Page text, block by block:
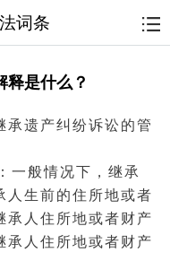
词条
释是什么？
承遗产纠纷诉讼的管
一般情况下，继承
人生前的住所地或者
承人住所地或者财产
承人住所地或者财产